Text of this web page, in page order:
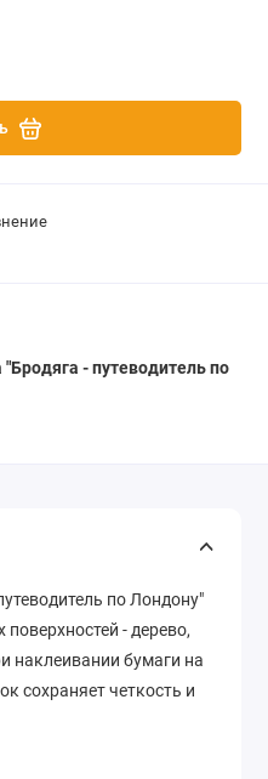
- путеводитель по
по Лондону"
- дерево,
наклеивании бумаги на
сохраняет четкость и